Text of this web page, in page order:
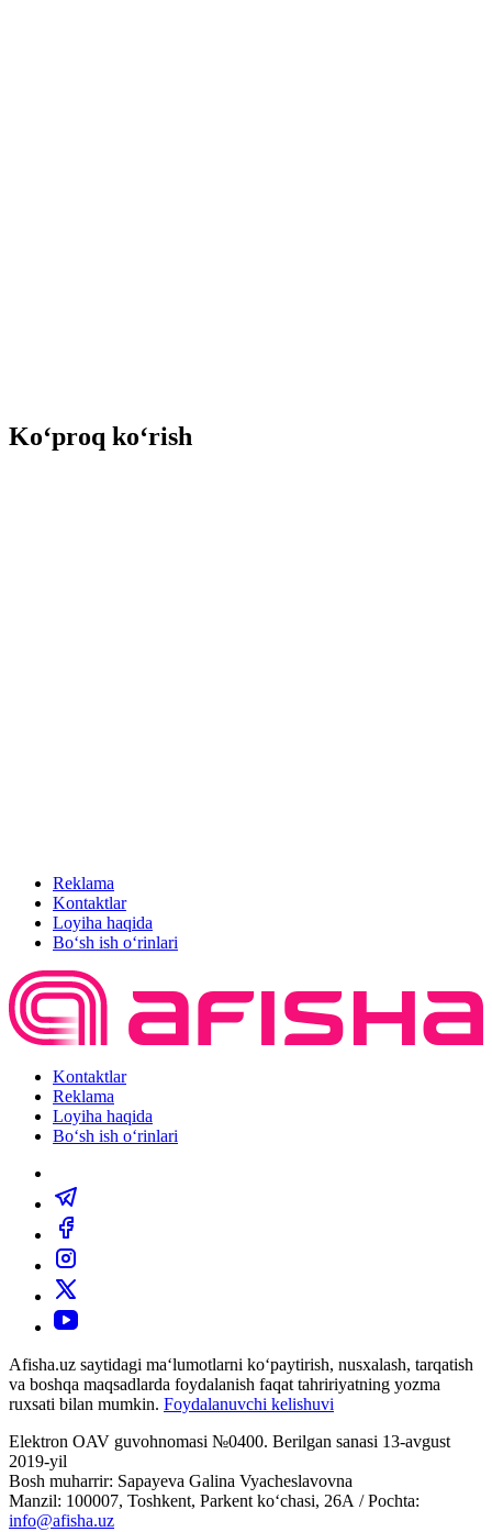
Ko‘proq ko‘rish
Reklama
Kontaktlar
Loyiha haqida
Bo‘sh ish o‘rinlari
Kontaktlar
Reklama
Loyiha haqida
Bo‘sh ish o‘rinlari
Afisha.uz saytidagi ma‘lumotlarni ko‘paytirish, nusxalash, tarqatish
va boshqa maqsadlarda foydalanish faqat tahririyatning yozma
ruxsati bilan mumkin. Foydalanuvchi kelishuvi
Elektron OAV guvohnomasi №0400. Berilgan sanasi 13-avgust
2019-yil
Bosh muharrir: Sapayeva Galina Vyacheslavovna
Manzil: 100007, Toshkent, Parkent ko‘chasi, 26А / Pochta:
info@afisha.uz